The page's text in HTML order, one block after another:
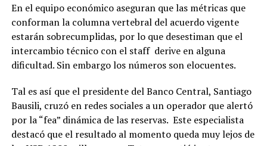
En el equipo económico aseguran que las métricas que
conforman la columna vertebral del acuerdo vigente
estarán sobrecumplidas, por lo que desestiman que el
intercambio técnico con el staff derive en alguna
dificultad. Sin embargo los números son elocuentes.
Tal es así que el presidente del Banco Central, Santiago
Bausili, cruzó en redes sociales a un operador que alertó
por la “fea” dinámica de las reservas. Este especialista
destacó que el resultado al momento queda muy lejos de